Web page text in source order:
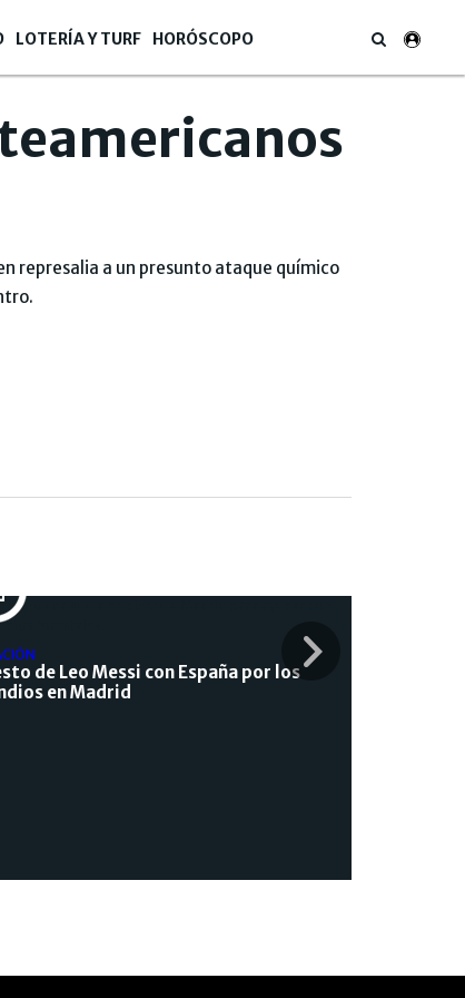
LOTERÍA Y TURF HORÓSCOPO
represalia a un presunto ataque químico
de Leo Messi con España por los
en Madrid